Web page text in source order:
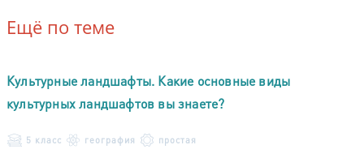
Ещё по теме
Культурные ландшафты. Какие основные виды
культурных ландшафтов вы знаете?
5 класс география простая